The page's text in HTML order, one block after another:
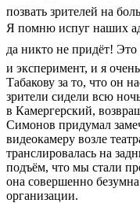
позвать зрителей на
Я помню испуг наших
да никто не придёт!
и эксперимент, и я
Табакову за то, что он
зрители сидели всю
в Камергерский,
Симонов придумал
видеокамеру возле
транслировалась на
подъём, что мы стали
она совершенно
организации.